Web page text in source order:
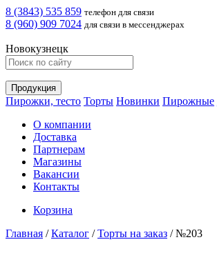
8 (3843) 535 859 телефон для связи
8 (960) 909 7024 для связи в мессенджерах
Новокузнецк
Продукция
Пирожки, тесто Торты Новинки Пирожные
О компании
Доставка
Партнерам
Магазины
Вакансии
Контакты
Корзина
Главная /Каталог /Торты на заказ /№203